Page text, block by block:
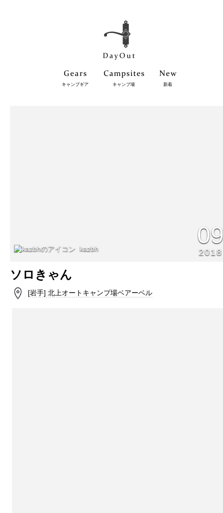
キャンプギア キャンプ場 新着
kazbh 2018
ソロきゃん
[岩手] 北上オートキャンプ場ベアーベル